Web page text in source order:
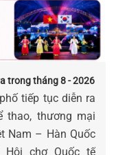
trong tháng 8 - 2026
tiếp tục diễn ra
thao, thương mại
Nam – Hàn Quốc
Hội chợ Quốc tế